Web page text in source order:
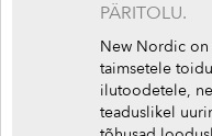
PÄRITOLU.
New Nordic on
taimsetele
ilutoodetele,
teaduslikel